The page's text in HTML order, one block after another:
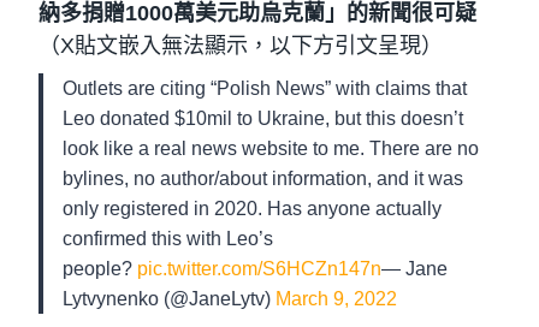
納多捐贈1000萬美元助烏克蘭」的新聞很可疑
（X貼文嵌入無法顯示，以下方引文呈現）
Outlets are citing “Polish News” with claims that
Leo donated $10mil to Ukraine, but this doesn’t
look like a real news website to me. There are no
bylines, no author/about information, and it was
only registered in 2020. Has anyone actually
confirmed this with Leo’s
people? pic.twitter.com/S6HCZn147n— Jane
Lytvynenko (@JaneLytv) March 9, 2022